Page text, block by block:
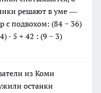
решают в уме —
с подвохом: (84 − 36)
· 5 + 42 : (9 − 3)
из Коми
останки